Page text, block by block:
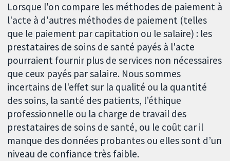
Lorsque l'on compare les méthodes de paiement à
l'acte à d'autres méthodes de paiement (telles
que le paiement par capitation ou le salaire) : les
prestataires de soins de santé payés à l'acte
pourraient fournir plus de services non nécessaires
que ceux payés par salaire. Nous sommes
incertains de l'effet sur la qualité ou la quantité
des soins, la santé des patients, l’éthique
professionnelle ou la charge de travail des
prestataires de soins de santé, ou le coût car il
manque des données probantes ou elles sont d’un
niveau de confiance très faible.